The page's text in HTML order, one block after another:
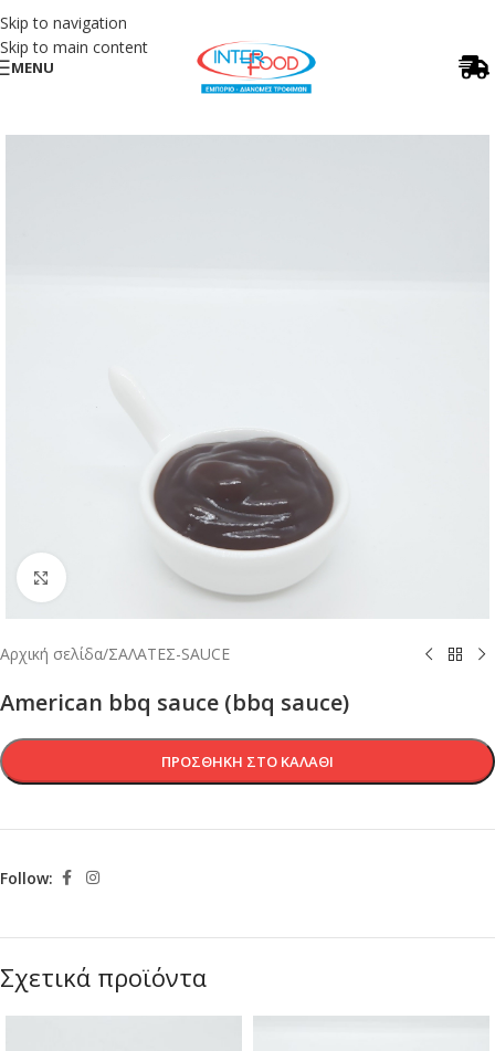
Skip to navigation
Skip to main content
MENU
Κλικ για μεγέθυνση
Αρχική σελίδα/ΣΑΛΑΤΕΣ-SAUCE
American bbq sauce (bbq sauce)
ΠΡΟΣΘΉΚΗ ΣΤΟ ΚΑΛΆΘΙ
Follow:
Σχετικά προϊόντα